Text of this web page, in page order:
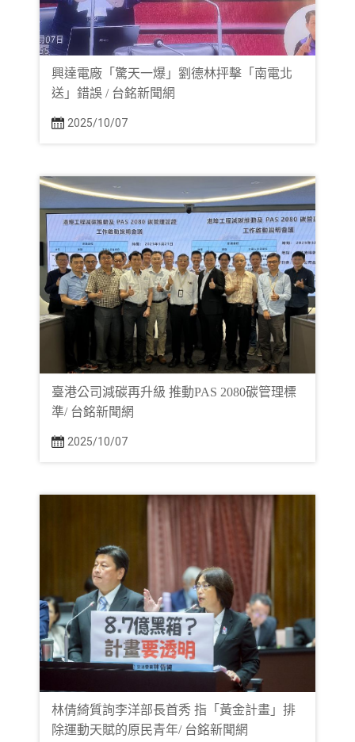
興達電廠「驚天一爆」劉德林抨擊「南電北
送」錯誤 / 台銘新聞網
2025/10/07
臺港公司減碳再升級 推動PAS 2080碳管理標
準/ 台銘新聞網
2025/10/07
林倩綺質詢李洋部長首秀 指「黃金計畫」排
除運動天賦的原民青年/ 台銘新聞網